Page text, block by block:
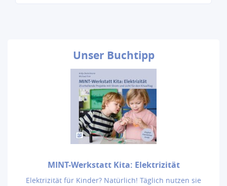
Unser Buchtipp
MINT-Werkstatt Kita: Elektrizität
Elektrizität für Kinder? Natürlich! Täglich nutzen sie